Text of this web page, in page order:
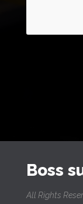
Boss
All Rights